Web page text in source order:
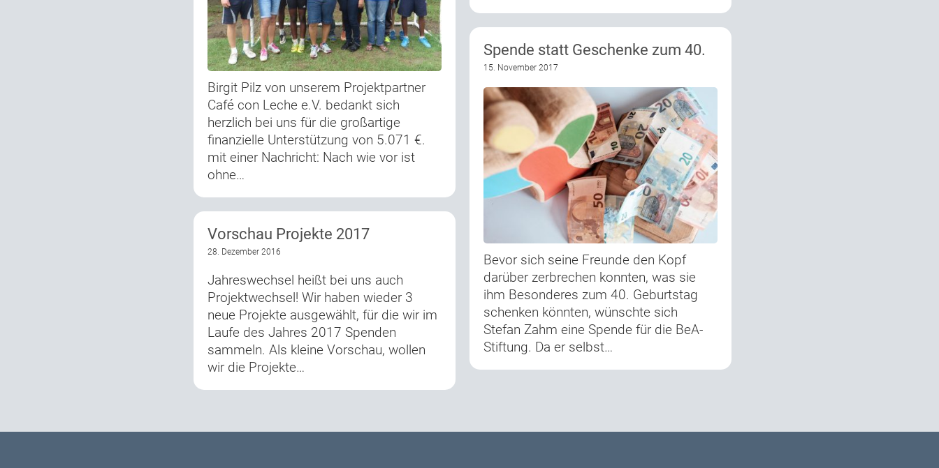
Birgit Pilz von unserem Projektpartner
Café con Leche e.V. bedankt sich
herzlich bei uns für die großartige
finanzielle Unterstützung von 5.071 €.
mit einer Nachricht: Nach wie vor ist
ohne…
Spende statt Geschenke zum 40.
15. November 2017
Bevor sich seine Freunde den Kopf
darüber zerbrechen konnten, was sie
ihm Besonderes zum 40. Geburtstag
schenken könnten, wünschte sich
Stefan Zahm eine Spende für die BeA-
Stiftung. Da er selbst…
Vorschau Projekte 2017
28. Dezember 2016
Jahreswechsel heißt bei uns auch
Projektwechsel! Wir haben wieder 3
neue Projekte ausgewählt, für die wir im
Laufe des Jahres 2017 Spenden
sammeln. Als kleine Vorschau, wollen
wir die Projekte…